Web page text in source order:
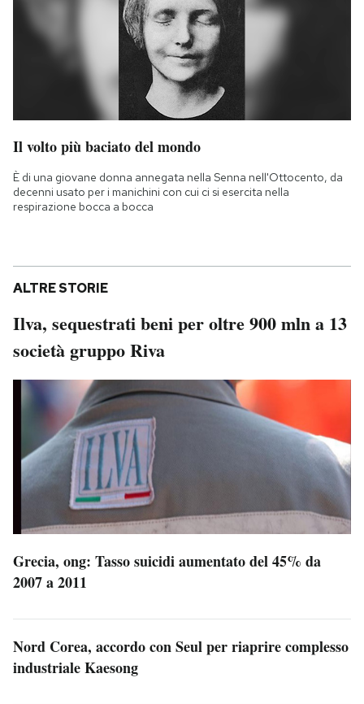
Il volto più baciato del mondo
È di una giovane donna annegata nella Senna nell'Ottocento, da
decenni usato per i manichini con cui ci si esercita nella
respirazione bocca a bocca
ALTRE STORIE
Ilva, sequestrati beni per oltre 900 mln a 13
società gruppo Riva
Grecia, ong: Tasso suicidi aumentato del 45% da
2007 a 2011
Nord Corea, accordo con Seul per riaprire complesso
industriale Kaesong